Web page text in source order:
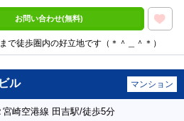
お問い合わせ(無料)
徒歩圏内の好立地です（＊＾＿＾＊）
ル マンション
宮崎空港線 田吉駅/徒歩5分